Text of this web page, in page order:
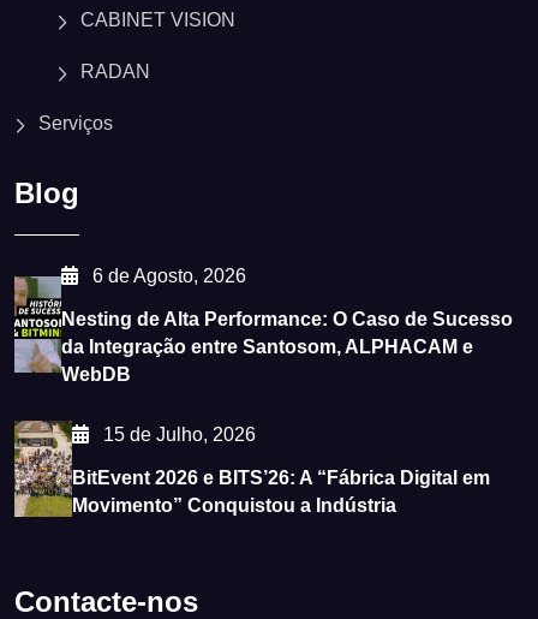
CABINET VISION
RADAN
Serviços
Blog
6 de Agosto, 2026
Nesting de Alta Performance: O Caso de Sucesso
da Integração entre Santosom, ALPHACAM e
WebDB
15 de Julho, 2026
BitEvent 2026 e BITS’26: A “Fábrica Digital em
Movimento” Conquistou a Indústria
Contacte-nos